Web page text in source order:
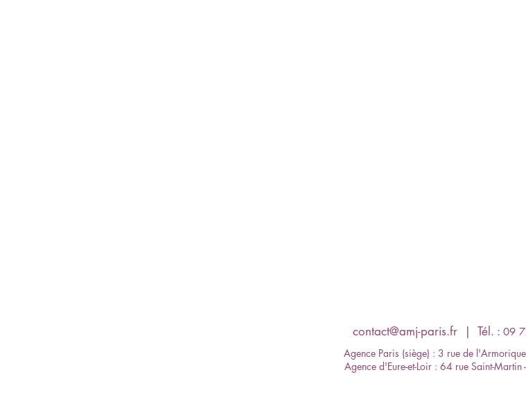
contact@amj-paris.fr​ | Tél. : 09
Agence Paris (siège) : 3 rue de
Agence d'Eure-et-Loir : 64 rue Saint-